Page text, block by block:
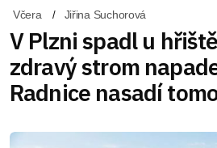
Včera Jiřina Suchorová
V Plzni spadl u
zdravý strom
Radnice nasadí